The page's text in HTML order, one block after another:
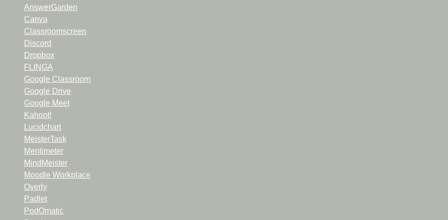
AnswerGarden
Canva
Classroomscreen
Discord
Dropbox
FLINGA
Google Classroom
Google Drive
Google Meet
Kahoot!
Lucidchart
MeisterTask
Mentimeter
MindMeister
Moodle Workplace
Overly
Padlet
PodOmatic